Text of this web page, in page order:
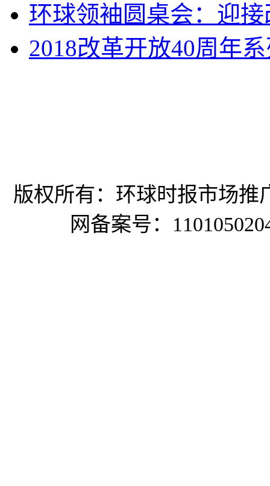
环球领袖圆桌会：迎
2018改革开放40周年
版权所有：环球时报市场推
网备案号：